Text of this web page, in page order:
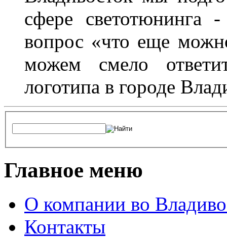
сфере светотюнинга
вопрос «что еще
можем смело
логотипа в городе
Главное меню
О компании во
Контакты